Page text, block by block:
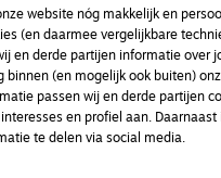
5827 86
website nóg makkelijk en
(en daarmee vergelijkbare
en derde partijen informatie over
binnen (en mogelijk ook buiten)
passen wij en derde partijen
en profiel aan. Daarnaast
te delen via social media.